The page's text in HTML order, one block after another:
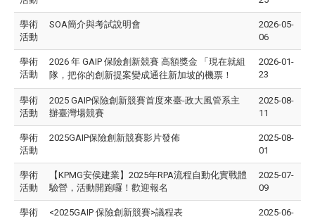
學術
活動
SOA簡介與考試說明會
2026-05-
06
學術
活動
2026 年 GAIP 保險創新競賽 高額獎金
「現在就組
隊，把你的創新提案變成通往新加坡的機票！
2026-01-
23
學術
活動
2025 GAIP保險創新競賽首度來臺-政大風管系主
辦臺灣場競賽
2025-08-
11
學術
活動
2025GAIP保險創新競賽影片發佈
2025-08-
01
學術
活動
【KPMG安侯建業】2025年RPA流程自動化實戰體
驗營，活動開跑囉！歡迎報名
2025-07-
09
學術 <2025GAIP 保險創新競賽>議程表 2025-06-